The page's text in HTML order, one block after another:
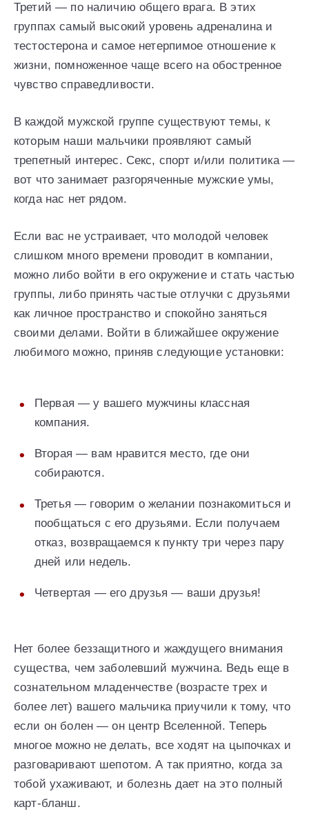
Третий — по наличию общего врага. В этих
группах самый высокий уровень адреналина и
тестостерона и самое нетерпимое отношение к
жизни, помноженное чаще всего на обостренное
чувство справедливости.
В каждой мужской группе существуют темы, к
которым наши мальчики проявляют самый
трепетный интерес. Секс, спорт и/или политика —
вот что занимает разгоряченные мужские умы,
когда нас нет рядом.
Если вас не устраивает, что молодой человек
слишком много времени проводит в компании,
можно либо войти в его окружение и стать частью
группы, либо принять частые отлучки с друзьями
как личное пространство и спокойно заняться
своими делами. Войти в ближайшее окружение
любимого можно, приняв следующие установки:
Первая — у вашего мужчины классная
компания.
Вторая — вам нравится место, где они
собираются.
Третья — говорим о желании познакомиться и
пообщаться с его друзьями. Если получаем
отказ, возвращаемся к пункту три через пару
дней или недель.
Четвертая — его друзья — ваши друзья!
Нет более беззащитного и жаждущего внимания
существа, чем заболевший мужчина. Ведь еще в
сознательном младенчестве (возрасте трех и
более лет) вашего мальчика приучили к тому, что
если он болен — он центр Вселенной. Теперь
многое можно не делать, все ходят на цыпочках и
разговаривают шепотом. А так приятно, когда за
тобой ухаживают, и болезнь дает на это полный
карт-бланш.